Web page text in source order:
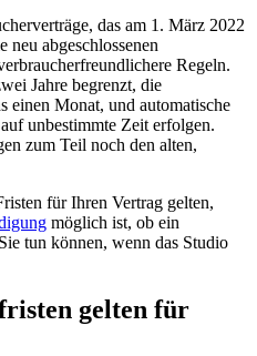
das am 1. März 2022
abgeschlossenen
Regeln.
Jahre begrenzt, die
einen Monat, und automatische
unbestimmte Zeit erfolgen.
zum Teil noch den alten,
für Ihren Vertrag gelten,
möglich ist, ob ein
tun können, wenn das Studio
gelten für